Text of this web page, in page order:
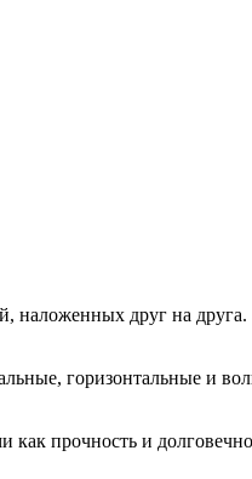
друг на
горизонтальные и
прочность и